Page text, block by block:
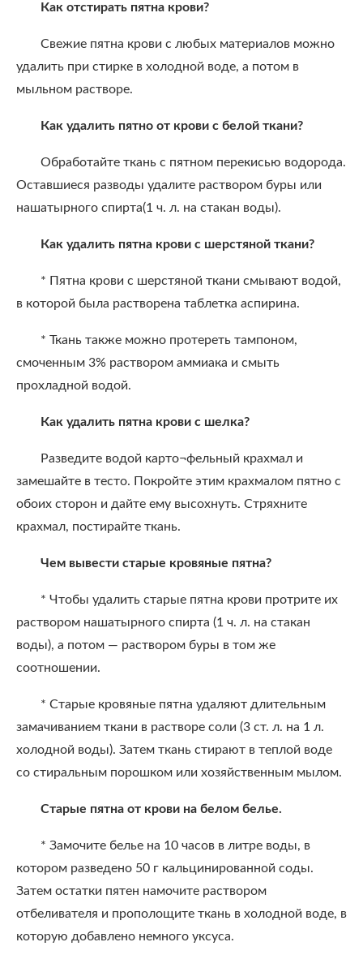
Как отстирать пятна крови?
Свежие пятна крови с любых материалов можно
удалить при стирке в холодной воде, а потом в
мыльном растворе.
Как удалить пятно от крови с белой ткани?
Обработайте ткань с пятном перекисью водорода.
Оставшиеся разводы удалите раствором буры или
нашатырного спирта(1 ч. л. на стакан воды).
Как удалить пятна крови с шерстяной ткани?
* Пятна крови с шерстяной ткани смывают водой,
в которой была растворена таблетка аспирина.
* Ткань также можно протереть тампоном,
смоченным 3% раствором аммиака и смыть
прохладной водой.
Как удалить пятна крови с шелка?
Разведите водой карто¬фельный крахмал и
замешайте в тесто. Покройте этим крахмалом пятно с
обоих сторон и дайте ему высохнуть. Стряхните
крахмал, постирайте ткань.
Чем вывести старые кровяные пятна?
* Чтобы удалить старые пятна крови протрите их
раствором нашатырного спирта (1 ч. л. на стакан
воды), а потом — раствором буры в том же
соотношении.
* Старые кровяные пятна удаляют длительным
замачиванием ткани в растворе соли (3 ст. л. на 1 л.
холодной воды). Затем ткань стирают в теплой воде
со стиральным порошком или хозяйственным мылом.
Старые пятна от крови на белом белье.
* Замочите белье на 10 часов в литре воды, в
котором разведено 50 г кальцинированной соды.
Затем остатки пятен намочите раствором
отбеливателя и прополощите ткань в холодной воде, в
которую добавлено немного уксуса.